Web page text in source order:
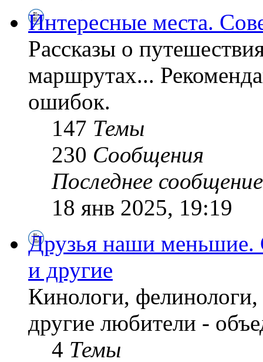
Интересные места.
Рассказы о
маршрутах...
ошибок.
147 Темы
230 Сообщения
Последнее сообщение
18 янв 2025, 19:19
Друзья наши меньшие.
и другие
Кинологи,
другие любители -
4 Темы